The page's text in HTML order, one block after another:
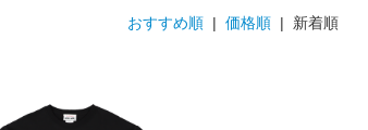
おすすめ順 |価格順 | 新着順